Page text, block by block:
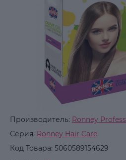
Производитель: Ronney
Серия: Ronney Hair Care
Код Товара: 5060589154629